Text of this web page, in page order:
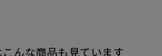
んな商品も見ています